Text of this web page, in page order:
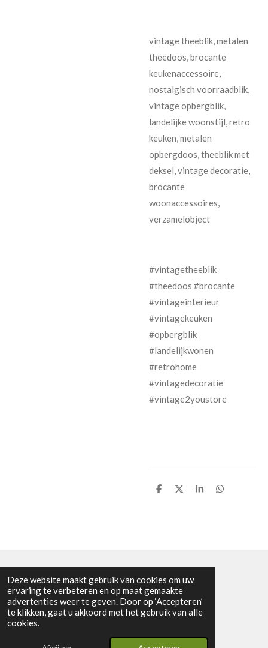
Deze website maakt gebruik van cookies om uw
ervaring te verbeteren en op maat gemaakte
advertenties weer te geven. Door op ‘Accepteren’
te klikken, gaat u akkoord met het gebruik van alle
cookies.
vintage theeblik, metalen
theedoos, brocante
keukenaccessoire,
nostalgisch voorraadblik,
vintage opbergblik,
landelijke woonstijl, retro
keuken, metalen
opbergdoos, theeblik met
deksel, vintage decoratie,
brocante
woonaccessoires,
verzamelobject
#vintagetheeblik
#theedoos #brocante
#vintageinterieur
#vintagekeuken
#opbergblik
#landelijkwonen
#retrohome
#vintagedecoratie
#vintage2youstore
D
D
S
D
KVK nummer: 91275792
BTW nummer: NL865601963B01
© 2024 - 2026 Vintage2youstore